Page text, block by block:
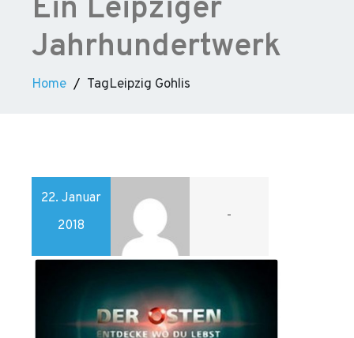
Ein Leipziger
Jahrhundertwerk
Home TagLeipzig Gohlis
22. Januar
2018
-